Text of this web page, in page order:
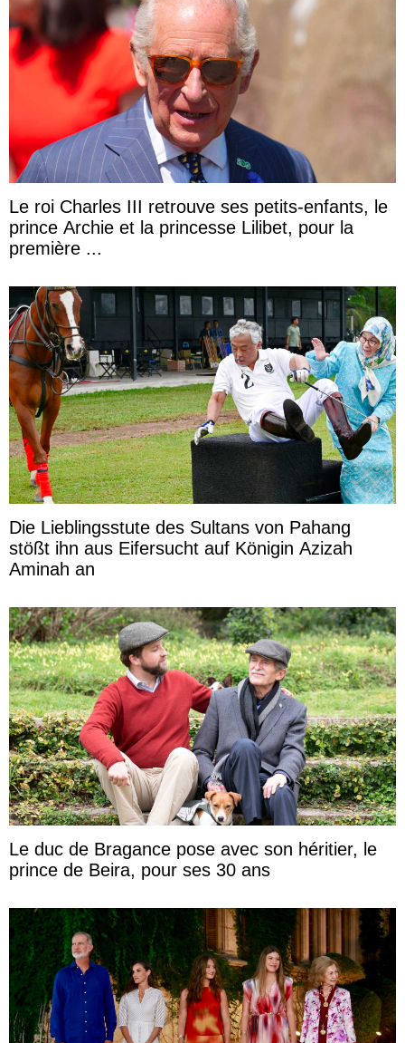
Le roi Charles III retrouve ses petits-enfants, le
prince Archie et la princesse Lilibet, pour la
première ...
Die Lieblingsstute des Sultans von Pahang
stößt ihn aus Eifersucht auf Königin Azizah
Aminah an
Le duc de Bragance pose avec son héritier, le
prince de Beira, pour ses 30 ans